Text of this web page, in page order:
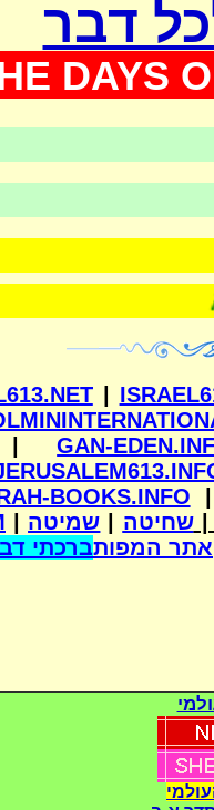
דבר
DAYS
|
GAN-
BOOKS.INFO
שמיטה שחיטה
ברכתיאתר המפות